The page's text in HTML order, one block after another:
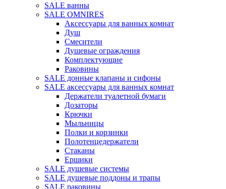
SALE ванны
SALE OMNIRES
Аксессуары для ванных комнат
Душ
Смесители
Душевые ограждения
Комплектующие
Раковины
SALE донные клапаны и сифоны
SALE аксессуары для ванных комнат
Держатели туалетной бумаги
Дозаторы
Крючки
Мыльницы
Полки и корзинки
Полотенцедержатели
Стаканы
Ершики
SALE душевые системы
SALE душевые поддоны и трапы
SALE раковины